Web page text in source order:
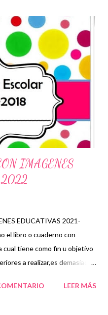
fines informativos y
👇 Agenda 2023 ¡Gracias
No olvides compartir
para más contenido
Además, puedes unirte a
didáctico donde se
didáctico. Tambi...
IMAGENES
EDUCATIVAS 2021-
el libro o cuaderno con
cual tiene como fin u objetivo
a realizar,es demasiado
llevar acabo pre sitos
LEER MÁS